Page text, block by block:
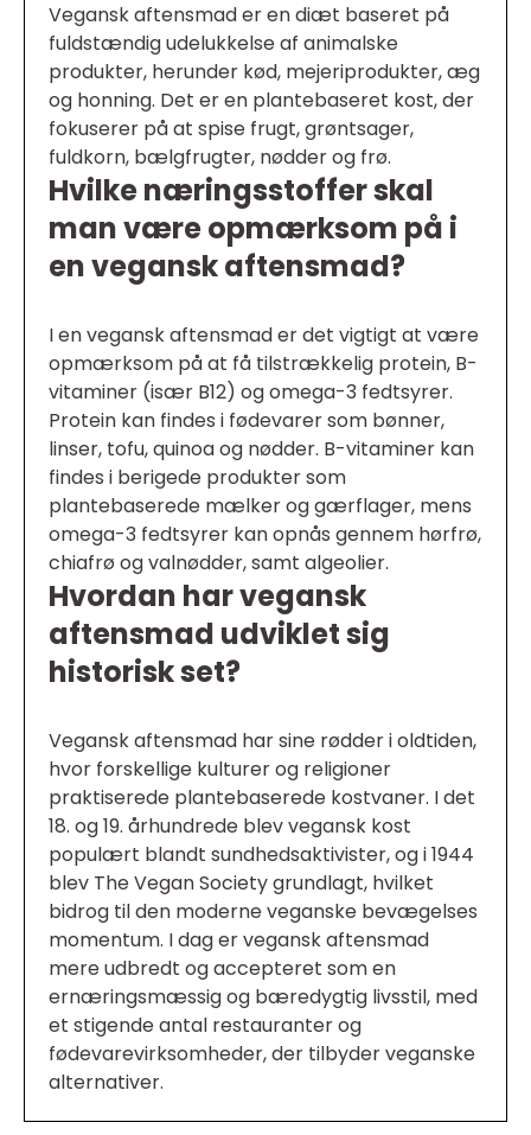
Vegansk aftensmad er en diæt baseret på
fuldstændig udelukkelse af animalske
produkter, herunder kød, mejeriprodukter, æg
og honning. Det er en plantebaseret kost, der
fokuserer på at spise frugt, grøntsager,
fuldkorn, bælgfrugter, nødder og frø.
Hvilke næringsstoffer skal
man være opmærksom på i
en vegansk aftensmad?
I en vegansk aftensmad er det vigtigt at være
opmærksom på at få tilstrækkelig protein, B-
vitaminer (især B12) og omega-3 fedtsyrer.
Protein kan findes i fødevarer som bønner,
linser, tofu, quinoa og nødder. B-vitaminer kan
findes i berigede produkter som
plantebaserede mælker og gærflager, mens
omega-3 fedtsyrer kan opnås gennem hørfrø,
chiafrø og valnødder, samt algeolier.
Hvordan har vegansk
aftensmad udviklet sig
historisk set?
Vegansk aftensmad har sine rødder i oldtiden,
hvor forskellige kulturer og religioner
praktiserede plantebaserede kostvaner. I det
18. og 19. århundrede blev vegansk kost
populært blandt sundhedsaktivister, og i 1944
blev The Vegan Society grundlagt, hvilket
bidrog til den moderne veganske bevægelses
momentum. I dag er vegansk aftensmad
mere udbredt og accepteret som en
ernæringsmæssig og bæredygtig livsstil, med
et stigende antal restauranter og
fødevarevirksomheder, der tilbyder veganske
alternativer.